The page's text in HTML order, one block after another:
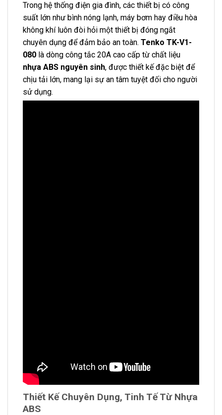
Trong hệ thống điện gia đình, các thiết bị có công
suất lớn như bình nóng lạnh, máy bơm hay điều hòa
không khí luôn đòi hỏi một thiết bị đóng ngắt
chuyên dụng để đảm bảo an toàn. Tenko TK-V1-
080 là dòng công tắc 20A cao cấp từ chất liệu
nhựa ABS nguyên sinh, được thiết kế đặc biệt để
chịu tải lớn, mang lại sự an tâm tuyệt đối cho người
sử dụng.
Thiết Kế Chuyên Dụng, Tinh Tế Từ Nhựa
ABS